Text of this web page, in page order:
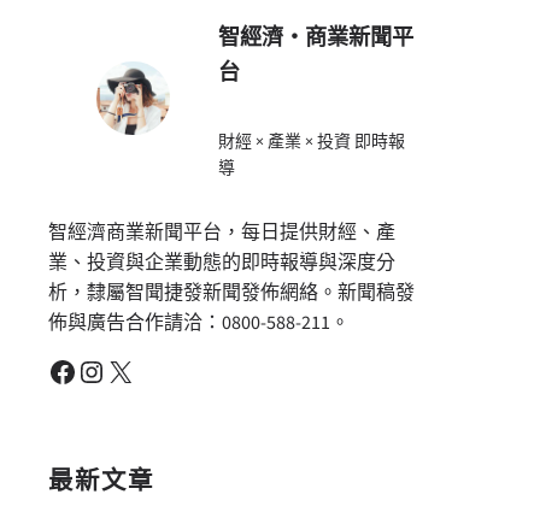
智經濟・商業新聞平
台
財經 × 產業 × 投資 即時報
導
智經濟商業新聞平台，每日提供財經、產
業、投資與企業動態的即時報導與深度分
析，隸屬智聞捷發新聞發佈網絡。新聞稿發
佈與廣告合作請洽：0800-588-211。
Facebook Instagram X
最新文章